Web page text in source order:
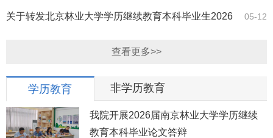
05-12
关于转发北京林业大学学历继续教育本科毕业生2026
查看更多>>
学历教育 非学历教育
我院开展2026届南京林业大学学历继续
教育本科毕业论文答辩